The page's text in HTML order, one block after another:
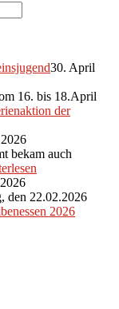
30. April
16. bis 18.April
der
bekam auch
den 22.02.2026
2026